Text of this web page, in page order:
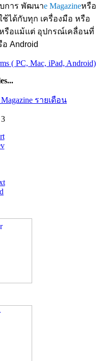
การ พัฒนาe Magazineหรือ
ช้ได้กับทุก เครื่องมือ หรือ
รือแม้แต่ อุปกรณ์เคลื่อนที่
อ Android
( PC, Mac, iPad, Android)
รายเดือน